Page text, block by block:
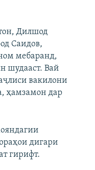
Дилшод
Саидов,
мебаранд,
шудааст. Вай
вакилони
ҳамзамон дар
дигари
гирифт.